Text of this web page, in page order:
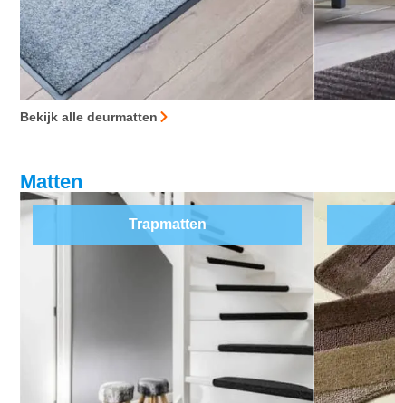
Bekijk alle deurmatten
Matten
Trapmatten